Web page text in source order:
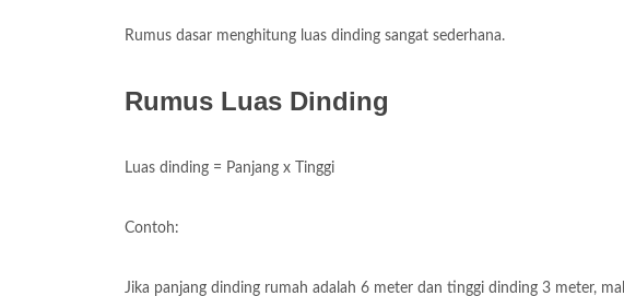
Rumus dasar menghitung luas dinding sangat sederhana.
Rumus Luas Dinding
Luas dinding = Panjang x Tinggi
Contoh:
Jika panjang dinding rumah adalah 6 meter dan tinggi dinding 3 meter,